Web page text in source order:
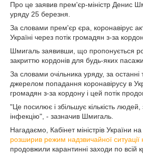
Про це заявив прем'єр-міністр Денис
уряду 25 березня.
За словами прем'єр єра, коронавірус
Україні через потік громадян з-за
Шмигаль заявивши, що пропонується
закриттю кордонів для будь-яких
За словами очільника уряду, за
джерелом попадання коронавірусу в
громадян з-за кордону і цей потік
"Це посилює і збільшує кількість
інфекцію", - зазначив Шмигаль.
Нагадаємо, Кабінет міністрів України
розширив режим надзвичайної ситуації
продовжили карантинні заходи по всій